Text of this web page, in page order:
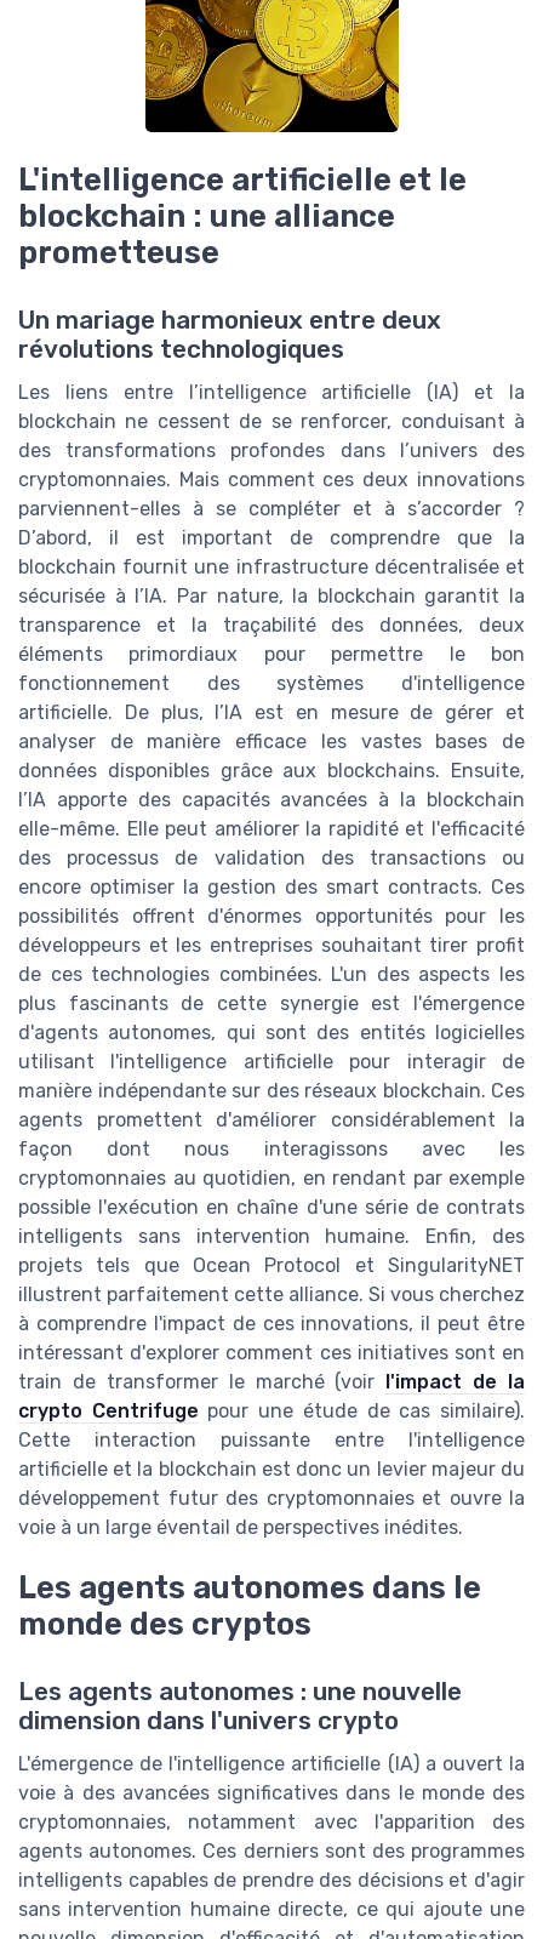
L'intelligence artificielle et le
blockchain : une alliance
prometteuse
Un mariage harmonieux entre deux
révolutions technologiques
Les liens entre l’intelligence artificielle (IA) et la
blockchain ne cessent de se renforcer, conduisant à
des transformations profondes dans l’univers des
cryptomonnaies. Mais comment ces deux innovations
parviennent-elles à se compléter et à s’accorder ?
D’abord, il est important de comprendre que la
blockchain fournit une infrastructure décentralisée et
sécurisée à l’IA. Par nature, la blockchain garantit la
transparence et la traçabilité des données, deux
éléments primordiaux pour permettre le bon
fonctionnement des systèmes d'intelligence
artificielle. De plus, l’IA est en mesure de gérer et
analyser de manière efficace les vastes bases de
données disponibles grâce aux blockchains. Ensuite,
l’IA apporte des capacités avancées à la blockchain
elle-même. Elle peut améliorer la rapidité et l'efficacité
des processus de validation des transactions ou
encore optimiser la gestion des smart contracts. Ces
possibilités offrent d'énormes opportunités pour les
développeurs et les entreprises souhaitant tirer profit
de ces technologies combinées. L'un des aspects les
plus fascinants de cette synergie est l'émergence
d'agents autonomes, qui sont des entités logicielles
utilisant l'intelligence artificielle pour interagir de
manière indépendante sur des réseaux blockchain. Ces
agents promettent d'améliorer considérablement la
façon dont nous interagissons avec les
cryptomonnaies au quotidien, en rendant par exemple
possible l'exécution en chaîne d'une série de contrats
intelligents sans intervention humaine. Enfin, des
projets tels que Ocean Protocol et SingularityNET
illustrent parfaitement cette alliance. Si vous cherchez
à comprendre l'impact de ces innovations, il peut être
intéressant d'explorer comment ces initiatives sont en
train de transformer le marché (voir l'impact de la
crypto Centrifuge pour une étude de cas similaire).
Cette interaction puissante entre l'intelligence
artificielle et la blockchain est donc un levier majeur du
développement futur des cryptomonnaies et ouvre la
voie à un large éventail de perspectives inédites.
Les agents autonomes dans le
monde des cryptos
Les agents autonomes : une nouvelle
dimension dans l'univers crypto
L'émergence de l'intelligence artificielle (IA) a ouvert la
voie à des avancées significatives dans le monde des
cryptomonnaies, notamment avec l'apparition des
agents autonomes. Ces derniers sont des programmes
intelligents capables de prendre des décisions et d'agir
sans intervention humaine directe, ce qui ajoute une